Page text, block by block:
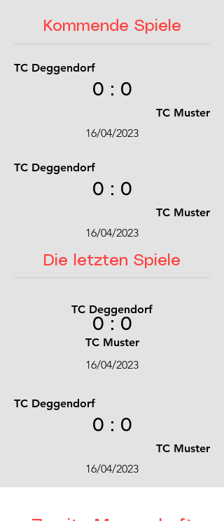
Kommende Spiele
TC Deggendorf
0 : 0
TC Muster
16/04/2023
TC Deggendorf
0 : 0
TC Muster
16/04/2023
Die letzten Spiele
TC Deggendorf
0 : 0
TC Muster
16/04/2023
TC Deggendorf
0 : 0
TC Muster
16/04/2023